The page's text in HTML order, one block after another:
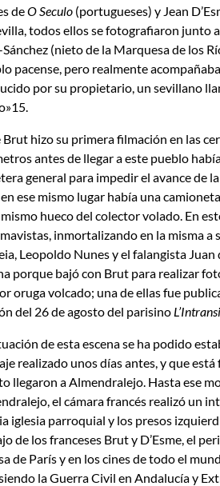
deO Seculo (portugueses) y Jean
todos ellos se fotografiaron junto
(nieto de la Marquesa de los
pacense, pero realmente
por su propietario, un sevillano
Brut hizo su primera filmación en las
antes de llegar a este pueblo
general para impedir el avance de la
ese mismo lugar había una
hueco del colector volado. En
inmortalizando en la misma a
Leopoldo Nunes y el falangista Juan
porque bajó con Brut para realizar
oruga volcado; una de ellas fue
del 26 de agosto del parisino L
de esta escena se ha podido
realizado unos días antes, y que
llegaron a Almendralejo. Hasta ese
el cámara francés realizó un
iglesia parroquial y los presos
de los franceses Brut y D’Esme, el
de París y en los cines de todo el
la Guerra Civil en Andalucía y